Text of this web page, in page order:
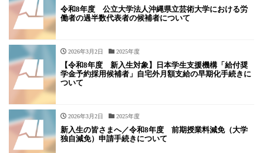
令和8年度 公立大学法人沖縄県立芸術大学における労
働者の過半数代表者の候補者について
2026年3月2日 2025年度
【令和8年度 新入生対象】日本学生支援機構「給付奨
学金予約採用候補者」自宅外月額支給の早期化手続きに
ついて
2026年3月2日 2025年度
新入生の皆さまへ／令和8年度 前期授業料減免（大学
独自減免）申請手続きについて